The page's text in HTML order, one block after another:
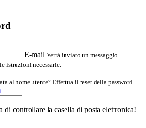
E-mail Verrà inviato un messaggio
istruzioni necessarie.
al nome utente? Effettua il reset della password
di controllare la casella di posta elettronica!